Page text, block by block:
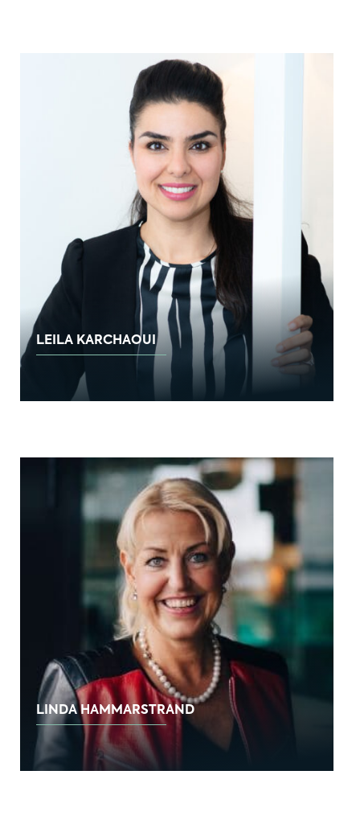
LEILA KARCHAOUI
LINDA HAMMARSTRAND